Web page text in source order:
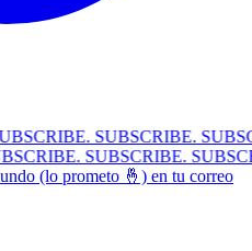
SUBSCRIBE.
SUBSCRIBE.
(lo prometo 🤞) en tu correo